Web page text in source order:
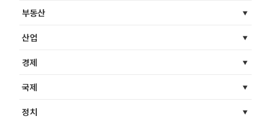
부동산
산업
경제
국제
정치